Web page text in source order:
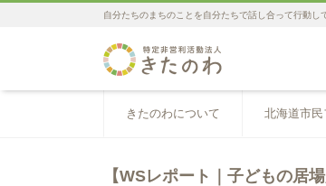
自分たちのまちのことを自分たちで話し合って行動し
きたのわについて 北海道市
【WSレポート｜子どもの居